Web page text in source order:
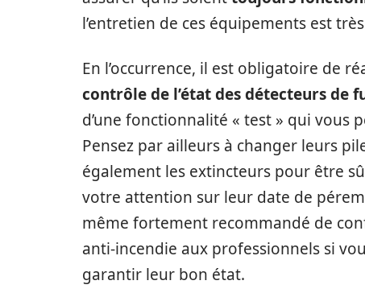
l’entretien de ces équipements est
En l’occurrence, il est obligatoire de
contrôle de l’état des détecteurs de
d’une fonctionnalité « test » qui
Pensez par ailleurs à changer leurs
également les extincteurs pour être
votre attention sur leur date de
même fortement recommandé de
anti-incendie aux professionnels si
garantir leur bon état.